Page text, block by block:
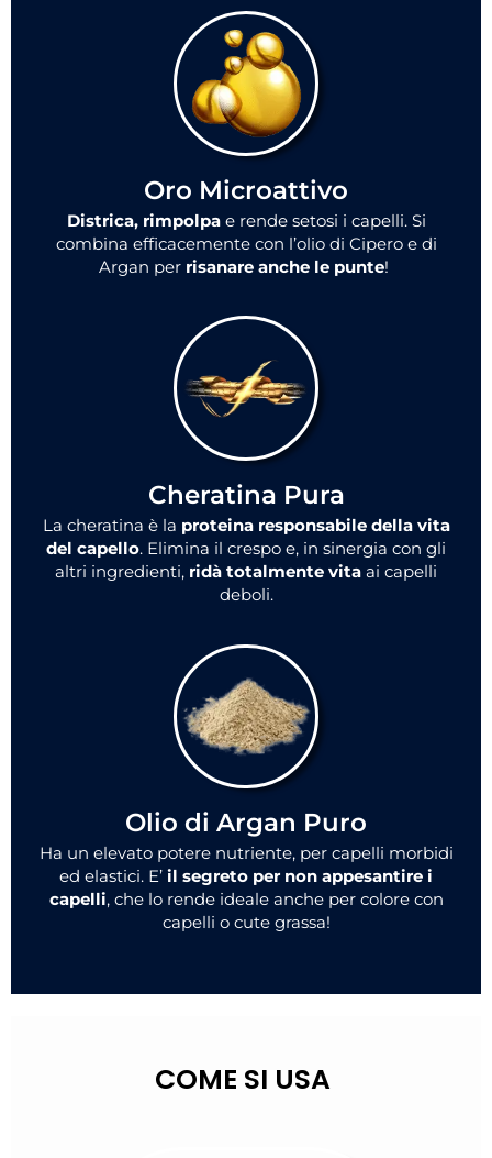
Oro Microattivo
Districa, rimpolpae rende setosi i capelli. Si
combina efficacemente con l’olio di Cipero e di
Argan per risanare anche le punte!
Cheratina Pura
La cheratina è la proteina responsabile della vita
del capello. Elimina il crespo e, in sinergia con gli
altri ingredienti, ridà totalmente vita ai capelli
deboli.
Olio di Argan Puro
Ha un elevato potere nutriente, per capelli morbidi
ed elastici. E’ il segreto per non appesantire i
capelli, che lo rende ideale anche per colore con
capelli o cute grassa!
COME SI USA